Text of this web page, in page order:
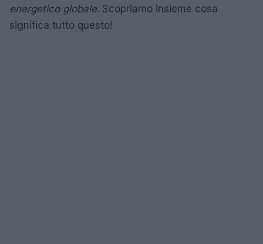
energetico globale. Scopriamo insieme cosa
significa tutto questo!